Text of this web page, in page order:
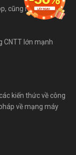
cũng như bài viết
CNTT lớn mạnh
kiến thức về công
về mạng máy